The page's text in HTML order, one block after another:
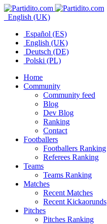
English (UK)
Español (ES)
English (UK)
Deutsch (DE)
Polski (PL)
Home
Community
Community feed
Blog
Dev Blog
Ranking
Contact
Footballers
Footballers Ranking
Referees Ranking
Teams
Teams Ranking
Matches
Recent Matches
Recent Kickaorunds
Pitches
Pitches Ranking